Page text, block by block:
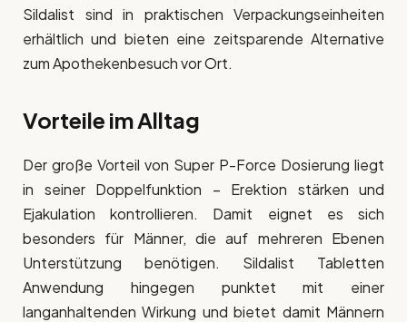
Sildalist sind in praktischen Verpackungseinheiten
erhältlich und bieten eine zeitsparende Alternative
zum Apothekenbesuch vor Ort.
Vorteile im Alltag
Der große Vorteil von Super P-Force Dosierung liegt
in seiner Doppelfunktion – Erektion stärken und
Ejakulation kontrollieren. Damit eignet es sich
besonders für Männer, die auf mehreren Ebenen
Unterstützung benötigen. Sildalist Tabletten
Anwendung hingegen punktet mit einer
langanhaltenden Wirkung und bietet damit Männern